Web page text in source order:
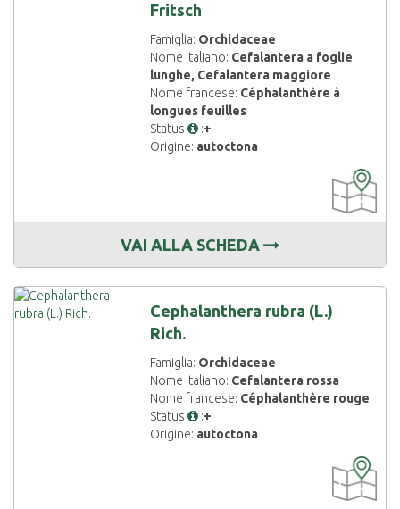
Fritsch
Famiglia: Orchidaceae
Nome italiano: Cefalantera a foglie
lunghe, Cefalantera maggiore
Nome francese: Céphalanthère à
longues feuilles
Status
:+
Origine: autoctona
DISPONIBILE
VAI ALLA SCHEDA
Cephalanthera rubra (L.)
Rich.
Famiglia: Orchidaceae
Nome italiano: Cefalantera rossa
Nome francese: Céphalanthère rouge
Status
:+
Origine: autoctona
DISPONIBILE